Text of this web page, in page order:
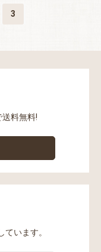
3
料無料!
います。